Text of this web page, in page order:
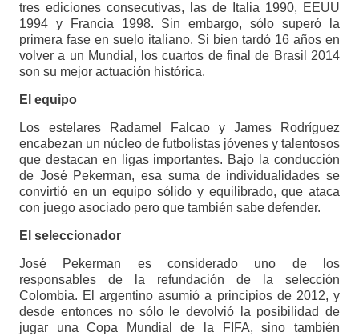
tres ediciones consecutivas, las de Italia 1990, EEUU
1994 y Francia 1998. Sin embargo, sólo superó la
primera fase en suelo italiano. Si bien tardó 16 años en
volver a un Mundial, los cuartos de final de Brasil 2014
son su mejor actuación histórica.
El equipo
Los estelares Radamel Falcao y James Rodríguez
encabezan un núcleo de futbolistas jóvenes y talentosos
que destacan en ligas importantes. Bajo la conducción
de José Pekerman, esa suma de individualidades se
convirtió en un equipo sólido y equilibrado, que ataca
con juego asociado pero que también sabe defender.
El seleccionador
José Pekerman es considerado uno de los
responsables de la refundación de la selección
Colombia. El argentino asumió a principios de 2012, y
desde entonces no sólo le devolvió la posibilidad de
jugar una Copa Mundial de la FIFA, sino también